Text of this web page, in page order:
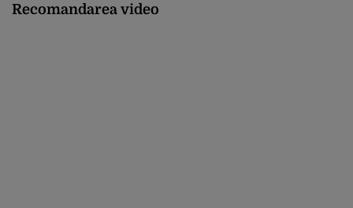
Recomandarea video